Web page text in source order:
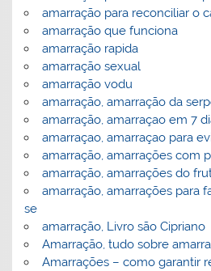
amarração para reconciliar o
amarração que funciona
amarração rapida
amarração sexual
amarração vodu
amarração, amarração da
amarração, amarraçao em 7
amarraçao, amarraçao para
amarração, amarrações com
amarração, amarrações do
amarração, amarrações para
se
amarração, Livro são Cipriano
Amarração, tudo sobre
Amarrações – como garantir